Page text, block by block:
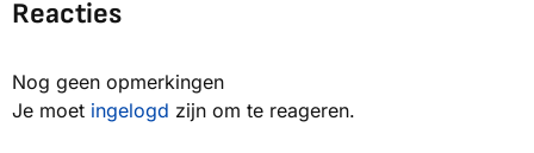
Reacties
Nog geen opmerkingen
Je moet ingelogd zijn om te reageren.